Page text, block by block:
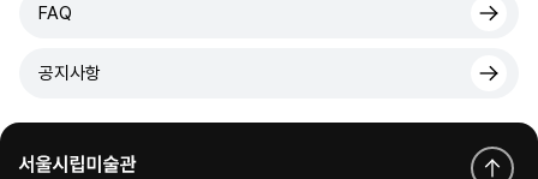
FAQ
공지사항